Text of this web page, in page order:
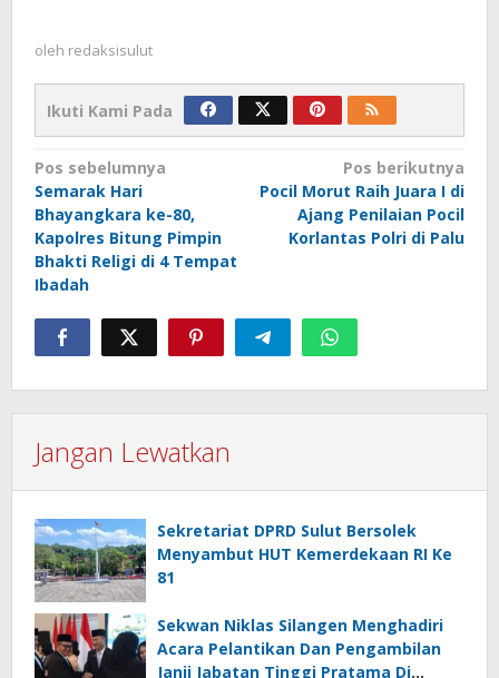
oleh redaksisulut
Ikuti Kami Pada
Navigasi
pos
Pos sebelumnya
Semarak Hari
Bhayangkara ke-80,
Kapolres Bitung Pimpin
Bhakti Religi di 4 Tempat
Ibadah
Pos berikutnya
Pocil Morut Raih Juara I di
Ajang Penilaian Pocil
Korlantas Polri di Palu
Jangan Lewatkan
Sekretariat DPRD Sulut Bersolek
Menyambut HUT Kemerdekaan RI Ke
81
Sekwan Niklas Silangen Menghadiri
Acara Pelantikan Dan Pengambilan
Janji Jabatan Tinggi Pratama Di